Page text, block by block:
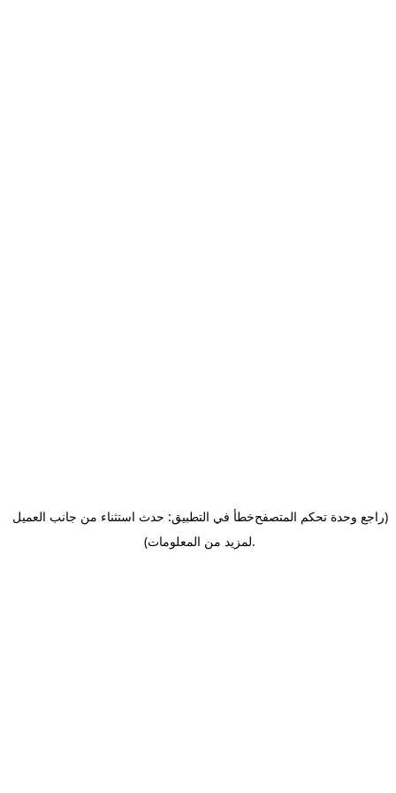
خطأ في التطبيق: حدث استثناء من جانب العميل(راجع وحدة تحكم المتصفح
لمزيد من المعلومات).